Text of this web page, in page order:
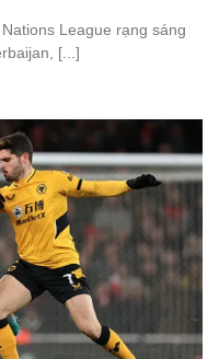
League rạng sáng
[...]